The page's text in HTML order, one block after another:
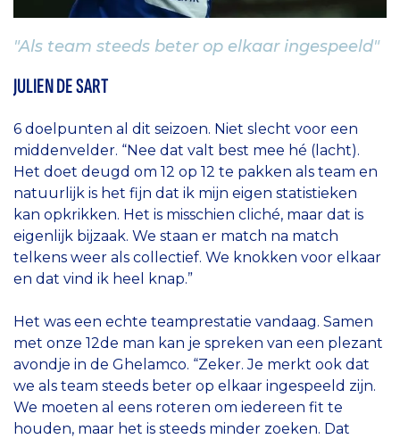
"Als team steeds beter op elkaar ingespeeld"
JULIEN DE SART
6 doelpunten al dit seizoen. Niet slecht voor een
middenvelder. “Nee dat valt best mee hé (lacht).
Het doet deugd om 12 op 12 te pakken als team en
natuurlijk is het fijn dat ik mijn eigen statistieken
kan opkrikken. Het is misschien cliché, maar dat is
eigenlijk bijzaak. We staan er match na match
telkens weer als collectief. We knokken voor elkaar
en dat vind ik heel knap.”
Het was een echte teamprestatie vandaag. Samen
met onze 12de man kan je spreken van een plezant
avondje in de Ghelamco. “Zeker. Je merkt ook dat
we als team steeds beter op elkaar ingespeeld zijn.
We moeten al eens roteren om iedereen fit te
houden, maar het is steeds minder zoeken. Dat